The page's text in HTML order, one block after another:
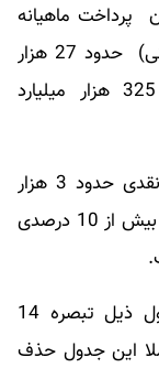
است که در سال 1401 میزان پرداخت ماهیانه
یارانه نقدی (اعم از 300 و 400 هزار تومانی) حدود 27 هزار
میلیارد تومان و برای یک سال حدود 325 هزار میلیارد
بر این اساس رقم پرداخت ماهیانه یارانه نقدی حدود 3 هزار
میلیارد تومان افزایش یافته که معادل رشد بیش از 10 درصدی
در سال 1401 یارانه نقدی در قالب جدول ذیل تبصره 14
این جدول حذف